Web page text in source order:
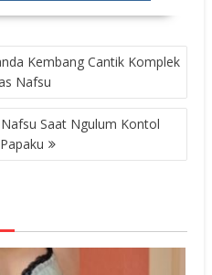
Kembang Cantik Komplek
Nafsu
Saat Ngulum Kontol